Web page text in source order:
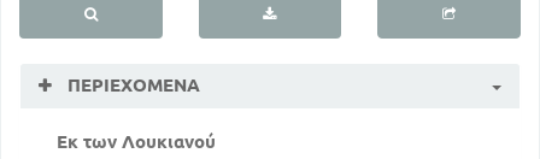
ΠΕΡΙΕΧΌΜΕΝΑ
Εκ των Λουκιανού